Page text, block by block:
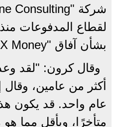
لقطاع المدفوعات
بشأن آفاق "X Money".
وقال كرون: "لقد
أكثر من عامين، وقال
عام واحد. قد يكون
متأخرًا، وبأقل مما